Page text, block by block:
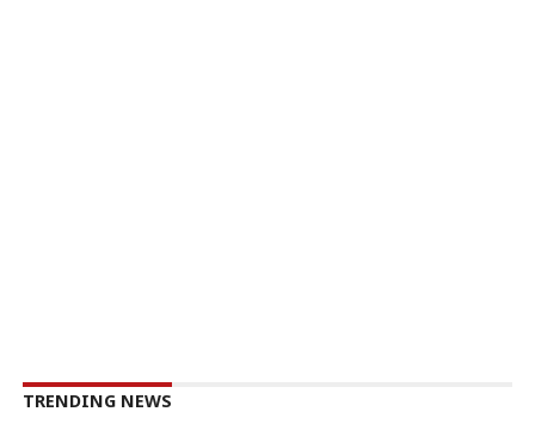
TRENDING NEWS